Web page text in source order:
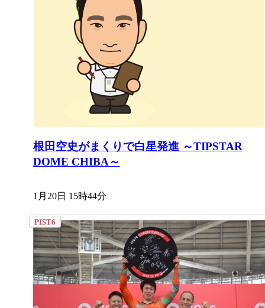
根田空史がまくりで白星発進 ～TIPSTAR
DOME CHIBA～
1月20日 15時44分